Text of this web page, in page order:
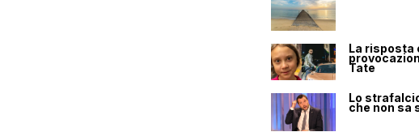
La risposta
Tate
Lo
che non sa